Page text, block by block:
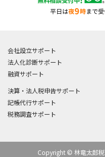
会社設立サポート
法人化診断サポート
融資サポート
決算・法人税申告サポート
記帳代行サポート
税務調査サポート
Copyright © 林竜太郎税